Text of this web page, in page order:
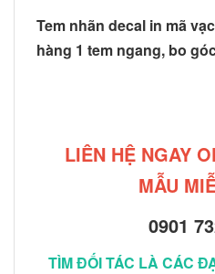
Tem nhãn decal in mã
hàng 1 tem ngang, bo
LIÊN HỆ NGAY
MẪU
0901
TÌM ĐỐI TÁC LÀ CÁC